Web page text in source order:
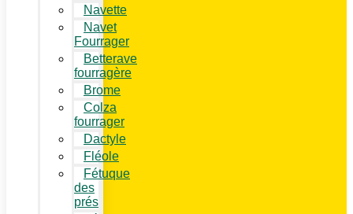
Navette
Navet
Fourrager
Betterave
fourragère
Brome
Colza
fourrager
Dactyle
Fléole
Fétuque
des
prés